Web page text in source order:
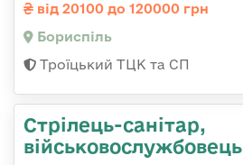
від 20100 до 120000 грн
Бориспіль
Троїцький ТЦК та СП
Стрілець-санітар,
військовослужбовець